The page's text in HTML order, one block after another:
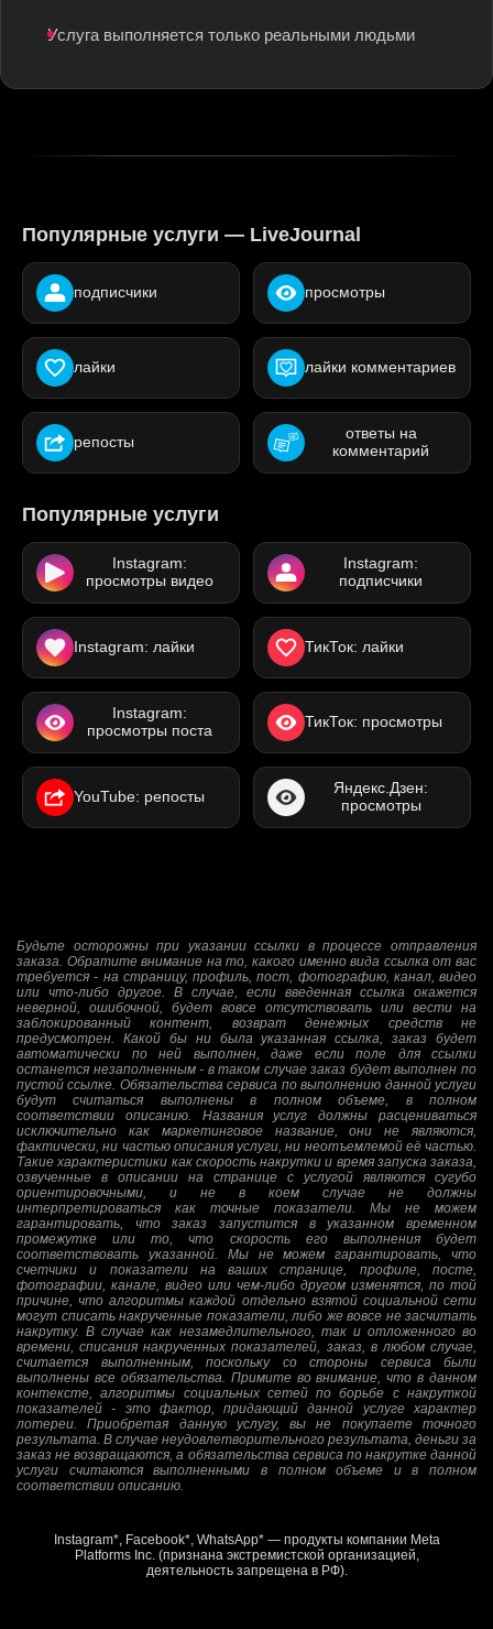
Услуга выполняется только реальными людьми
Популярные услуги — LiveJournal
подписчики просмотры
лайки лайки комментариев
репосты
ответы на
комментарий
Популярные услуги
Instagram:
просмотры видео
Instagram:
подписчики
Instagram: лайки ТикТок: лайки
Instagram:
просмотры поста
ТикТок: просмотры
YouTube: репосты
Яндекс.Дзен:
просмотры
Будьте осторожны при указании ссылки в процессе отправления
заказа. Обратите внимание на то, какого именно вида ссылка от вас
требуется - на страницу, профиль, пост, фотографию, канал, видео
или что-либо другое. В случае, если введенная ссылка окажется
неверной, ошибочной, будет вовсе отсутствовать или вести на
заблокированный контент, возврат денежных средств не
предусмотрен. Какой бы ни была указанная ссылка, заказ будет
автоматически по ней выполнен, даже если поле для ссылки
останется незаполненным - в таком случае заказ будет выполнен по
пустой ссылке. Обязательства сервиса по выполнению данной услуги
будут считаться выполнены в полном объеме, в полном
соответствии описанию. Названия услуг должны расцениваться
исключительно как маркетинговое название, они не являются,
фактически, ни частью описания услуги, ни неотъемлемой её частью.
Такие характеристики как скорость накрутки и время запуска заказа,
озвученные в описании на странице с услугой являются сугубо
ориентировочными, и не в коем случае не должны
интерпретироваться как точные показатели. Мы не можем
гарантировать, что заказ запустится в указанном временном
промежутке или то, что скорость его выполнения будет
соответствовать указанной. Мы не можем гарантировать, что
счетчики и показатели на ваших странице, профиле, посте,
фотографии, канале, видео или чем-либо другом изменятся, по той
причине, что алгоритмы каждой отдельно взятой социальной сети
могут списать накрученные показатели, либо же вовсе не засчитать
накрутку. В случае как незамедлительного, так и отложенного во
времени, списания накрученных показателей, заказ, в любом случае,
считается выполненным, поскольку со стороны сервиса были
выполнены все обязательства. Примите во внимание, что в данном
контексте, алгоритмы социальных сетей по борьбе с накруткой
показателей - это фактор, придающий данной услуге характер
лотереи. Приобретая данную услугу, вы не покупаете точного
результата. В случае неудовлетворительного результата, деньги за
заказ не возвращаются, а обязательства сервиса по накрутке данной
услуги считаются выполненными в полном объеме и в полном
соответствии описанию.
Instagram*, Facebook*, WhatsApp* — продукты компании Meta
Platforms Inc. (признана экстремистской организацией,
деятельность запрещена в РФ).